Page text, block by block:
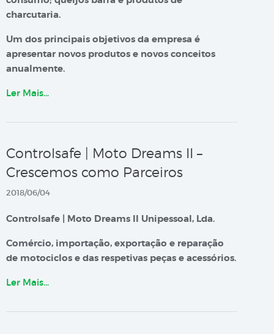
charcutaria.
Um dos principais objetivos da empresa é
apresentar novos produtos e novos conceitos
anualmente.
Ler Mais…
Controlsafe | Moto Dreams II –
Crescemos como Parceiros
2018/06/04
Controlsafe | Moto Dreams II Unipessoal, Lda.
Comércio, importação, exportação e reparação
de motociclos e das respetivas peças e acessórios.
Ler Mais…